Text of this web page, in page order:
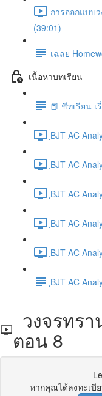
การออกแบบ
(39:01)
เฉลย
เนื้อหาบทเรียน
📕 ชีทเรียน เ
BJT AC
BJT AC
BJT AC
BJT AC
BJT AC
BJT AC
วงจรทรา
ตอน 8
หากคุณได้ลงทะเบี